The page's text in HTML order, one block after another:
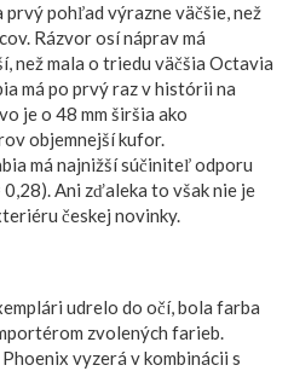
prvý pohľad výrazne väčšie, než
Rázvor osí náprav má
než mala o triedu väčšia Octavia
má po prvý raz v histórii na
je o 48 mm širšia ako
objemnejší kufor.
má najnižší súčiniteľ odporu
0,28). Ani zďaleka to však nie je
českej novinky.
udrelo do očí, bola farba
zvolených farieb.
vyzerá v kombinácii s